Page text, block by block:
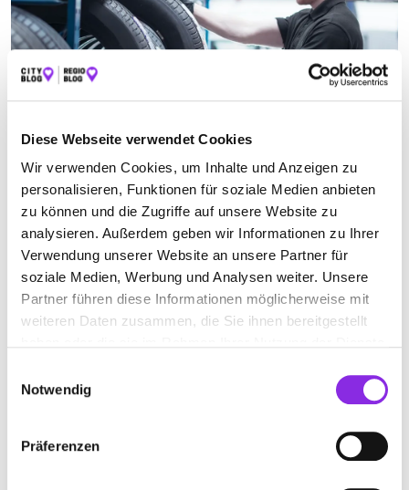
Diese Webseite verwendet Cookies
Wir verwenden Cookies, um Inhalte und Anzeigen zu
personalisieren, Funktionen für soziale Medien anbieten
zu können und die Zugriffe auf unsere Website zu
analysieren. Außerdem geben wir Informationen zu Ihrer
Verwendung unserer Website an unsere Partner für
soziale Medien, Werbung und Analysen weiter. Unsere
Partner führen diese Informationen möglicherweise mit
weiteren Daten zusammen, die Sie ihnen bereitgestellt
Notwendig
Präferenzen
REIFENGESCHÄFT IN NEU-ANSPACH
Suchen nach
Finden
PREMIO REIFEN + AUTOSERVICE